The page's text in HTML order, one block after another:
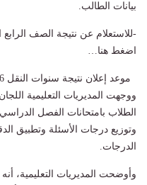
بيانات الطالب.
اضغط هنا…
موعد إعلان نتيجة سنوات النقل 2026
ووجهت المديريات التعليمية
الطلاب بامتحانات الفصل الدراسي
وتوزيع درجات الأسئلة وتطبيق
الدرجات.
وأوضحت المديريات التعليمية،